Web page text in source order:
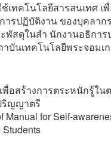
เทคโนโลยีสารสนเทศ เ
ารปฏิบัติงาน ของบุคลา
พัสดุในสำ นักงานอธิการ
บันเทคโนโลยีพระจอมเ
อสร้างการตระหนักรู้ใน
ริญญาตรี
Manual for Self-
Students